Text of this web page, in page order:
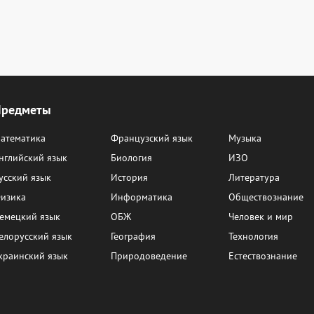
язык
язык
язык
Французский язык
Биология
История
Информатика
ОБЖ
Музыка
ИЗО
Литература
Обществознание
Человек и мир